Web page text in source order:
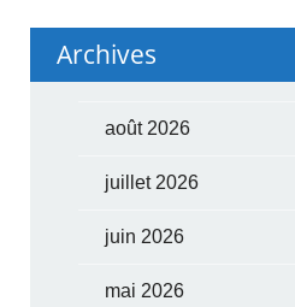
Archives
août 2026
juillet 2026
juin 2026
mai 2026